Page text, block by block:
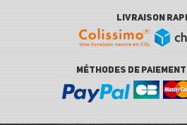
LIVRAISON
MÉTHODES DE